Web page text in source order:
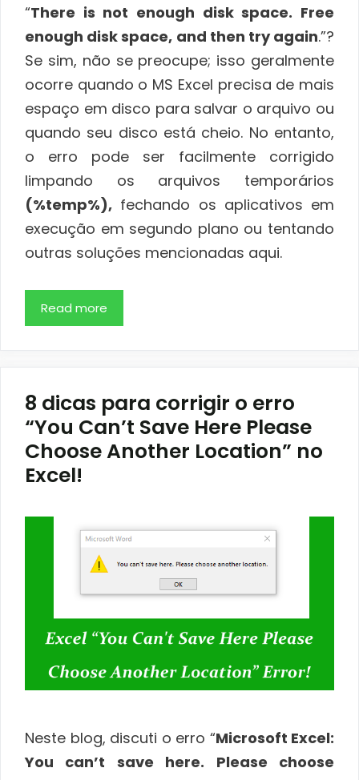
“There is not enough disk space. Free
enough disk space, and then try again.”?
Se sim, não se preocupe; isso geralmente
ocorre quando o MS Excel precisa de mais
espaço em disco para salvar o arquivo ou
quando seu disco está cheio. No entanto,
o erro pode ser facilmente corrigido
limpando os arquivos temporários
(%temp%), fechando os aplicativos em
execução em segundo plano ou tentando
outras soluções mencionadas aqui.
Read more
8 dicas para corrigir o erro
“You Can’t Save Here Please
Choose Another Location” no
Excel!
Neste blog, discuti o erro “Microsoft Excel:
You can’t save here. Please choose